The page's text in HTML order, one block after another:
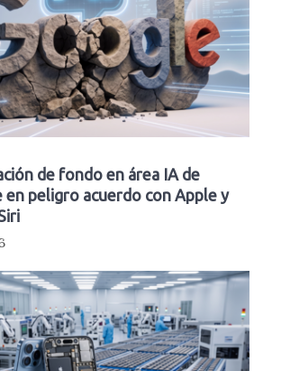
de fondo en área IA de
en peligro acuerdo con Apple y